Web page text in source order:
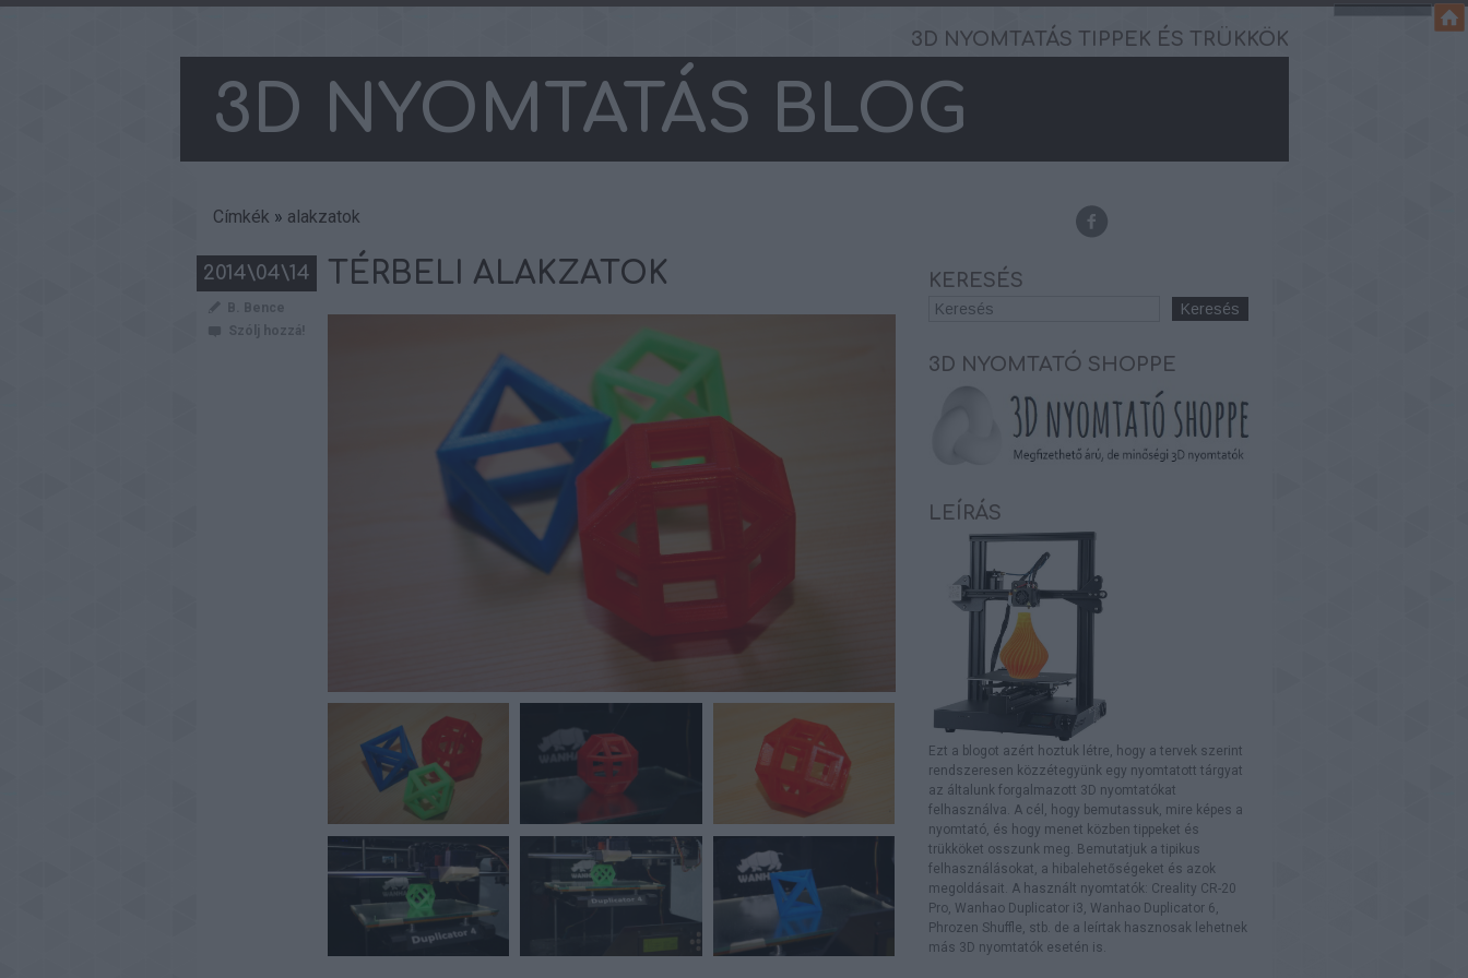
3D NYOMTATÁS TIPPEK ÉS TRÜKKÖK
3D NYOMTATÁS BLOG
Címkék » alakzatok
2014\04\14
B. Bence
Szólj hozzá!
TÉRBELI ALAKZATOK KERESÉS
3D NYOMTATÓ SHOPPE
LEÍRÁS
Ezt a blogot azért hoztuk létre, hogy a tervek szerint
rendszeresen közzétegyünk egy nyomtatott tárgyat
az általunk forgalmazott 3D nyomtatókat
felhasználva. A cél, hogy bemutassuk, mire képes a
nyomtató, és hogy menet közben tippeket és
trükköket osszunk meg. Bemutatjuk a tipikus
felhasználásokat, a hibalehetőségeket és azok
megoldásait. A használt nyomtatók: Creality CR-20
Pro, Wanhao Duplicator i3, Wanhao Duplicator 6,
Phrozen Shuffle, stb. de a leírtak hasznosak lehetnek
más 3D nyomtatók esetén is.